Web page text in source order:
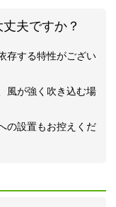
夫ですか？
存する特性がござい
風が強く吹き込む場
の設置もお控えくだ